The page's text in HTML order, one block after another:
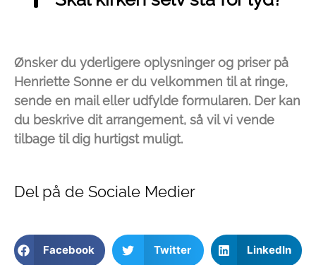
Ønsker du yderligere oplysninger og priser på
Henriette Sonne er du velkommen til at ringe,
sende en mail eller udfylde formularen. Der kan
du beskrive dit arrangement, så vil vi vende
tilbage til dig hurtigst muligt.
Del på de Sociale Medier
Facebook Twitter LinkedIn